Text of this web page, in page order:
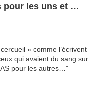
les uns et de